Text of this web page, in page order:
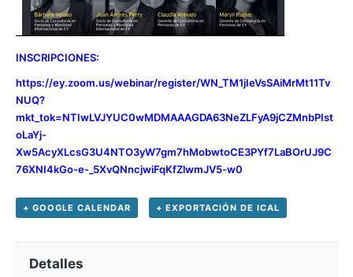
INSCRIPCIONES:
https://ey.zoom.us/webinar/register/WN_TM1jIeVsSAiMrMt11Tv
NUQ?
mkt_tok=NTIwLVJYUC0wMDMAAAGDA63NeZLFyA9jCZMnbPIst
oLaYj-
Xw5AcyXLcsG3U4NTO3yW7gm7hMobwtoCE3PYf7LaBOrUJ9C
76XNI4kGo-e-_5XvQNncjwiFqKfZlwmJV5-w0
+ GOOGLE CALENDAR + EXPORTACIÓN DE ICAL
Detalles